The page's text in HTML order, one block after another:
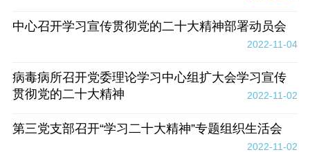
中心召开学习宣传贯彻党的二十大精神部署动员会
2022-11-04
病毒病所召开党委理论学习中心组扩大会学习宣传
贯彻党的二十大精神
2022-11-02
第三党支部召开“学习二十大精神”专题组织生活会
2022-11-02